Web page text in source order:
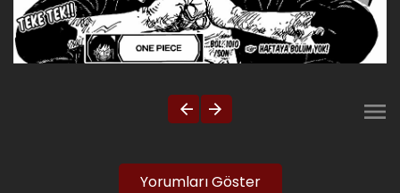
Yorumları Göster